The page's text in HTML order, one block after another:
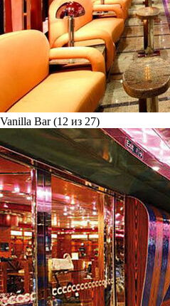
Vanilla Bar (12 из 27)